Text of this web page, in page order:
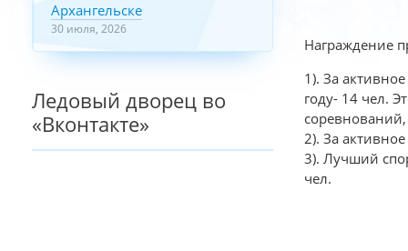
Награждение
1). За
году- 14 чел.
соревнований,
2). За
3). Лучший
чел.
Архангельске
30 июля, 2026
Ледовый дворец во
«Вконтакте»